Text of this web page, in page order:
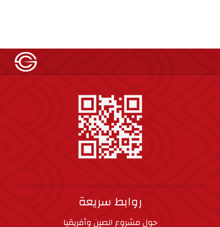
روابط سريعة
حول مشروع الصين وأفريقيا